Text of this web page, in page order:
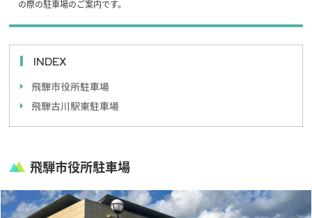
の際の駐車場のご案内です。
INDEX
飛騨市役所駐車場
飛騨古川駅東駐車場
飛騨市役所駐車場